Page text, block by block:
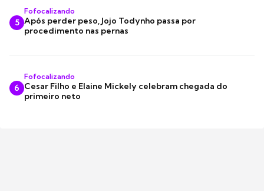
5
Fofocalizando
Após perder peso, Jojo Todynho passa por
procedimento nas pernas
6
Fofocalizando
Cesar Filho e Elaine Mickely celebram chegada do
primeiro neto